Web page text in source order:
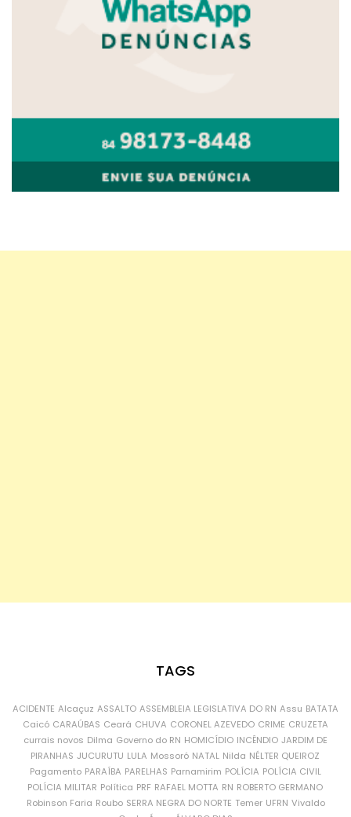
TAGS
ACIDENTE Alcaçuz ASSALTO ASSEMBLEIA LEGISLATIVA DO RN Assu BATATA
Caicó CARAÚBAS Ceará CHUVA CORONEL AZEVEDO CRIME CRUZETA
currais novos Dilma Governo do RN HOMICÍDIO INCÊNDIO JARDIM DE
PIRANHAS JUCURUTU LULA Mossoró NATAL Nilda NÉLTER QUEIROZ
Pagamento PARAÍBA PARELHAS Parnamirim POLÍCIA POLÍCIA CIVIL
POLÍCIA MILITAR Política PRF RAFAEL MOTTA RN ROBERTO GERMANO
Robinson Faria Roubo SERRA NEGRA DO NORTE Temer UFRN Vivaldo